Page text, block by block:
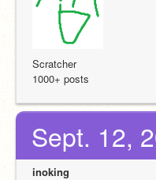
Scratcher
1000+ posts
Sept. 12,
inoking